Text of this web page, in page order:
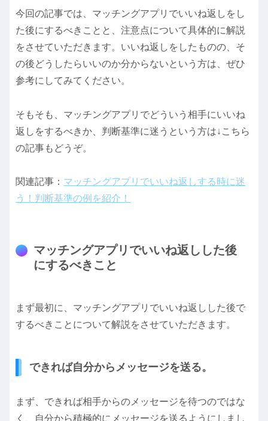
今回の記事では、マッチングアプリでいいね返しをし
た後にするべきことと、注意点について具体的に解説
をさせていただきます。いいね返しをしたものの、そ
の後どうしたらいいのか分からないという方は、ぜひ
参考にしてみてください。
そもそも、マッチングアプリでどういう相手にいいね
返しをするべきか、判断基準に迷うという方は↓こちら
の記事もどうぞ。
関連記事： マッチングアプリでいいね返しする時に迷
う！判断基準の例を紹介！
マッチングアプリでいいね返しした後
にするべきこと
まず最初に、マッチングアプリでいいね返しした後で
するべきことについて解説をさせていただきます。
できれば自分からメッセージを送る。
まず、できれば相手からのメッセージを待つのではな
く、自分から積極的にメッセージを送るようにしまし